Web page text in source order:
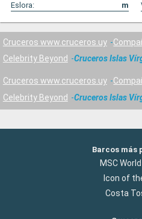
Eslora:
m
Cruceros www.cruceros.uy
Celebrity Beyond
Cruceros Islas
Cruceros www.cruceros.uy
Celebrity Beyond
Cruceros Islas
Barcos más
MSC
Icon of
Costa